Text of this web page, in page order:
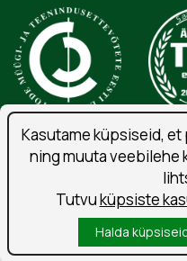
Isikuandmete töötlemise
Liitu uudiskirjaga
Kasutustingimused
Kasutame küpsiseid, et
ning muuta veebilehe
Tutvuküpsiste
Halda